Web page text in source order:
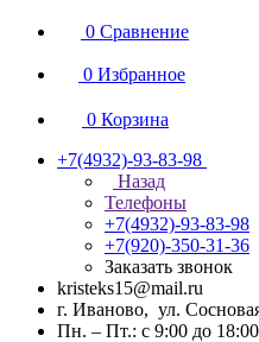
0 Сравнение
0 Избранное
0 Корзина
+7(4932)-93-83-98
Назад
Телефоны
+7(4932)-93-83-98
+7(920)-350-31-36
Заказать звонок
kristeks15@mail.ru
г. Иваново, ул.
Пн. – Пт.: с 9:00 до 18:00